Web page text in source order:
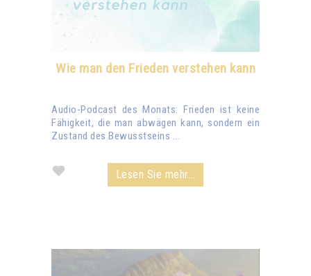
Wie man den Frieden verstehen kann
Audio-Podcast des Monats: Frieden ist keine
Fähigkeit, die man abwägen kann, sondern ein
Zustand des Bewusstseins ...
Lesen Sie mehr...